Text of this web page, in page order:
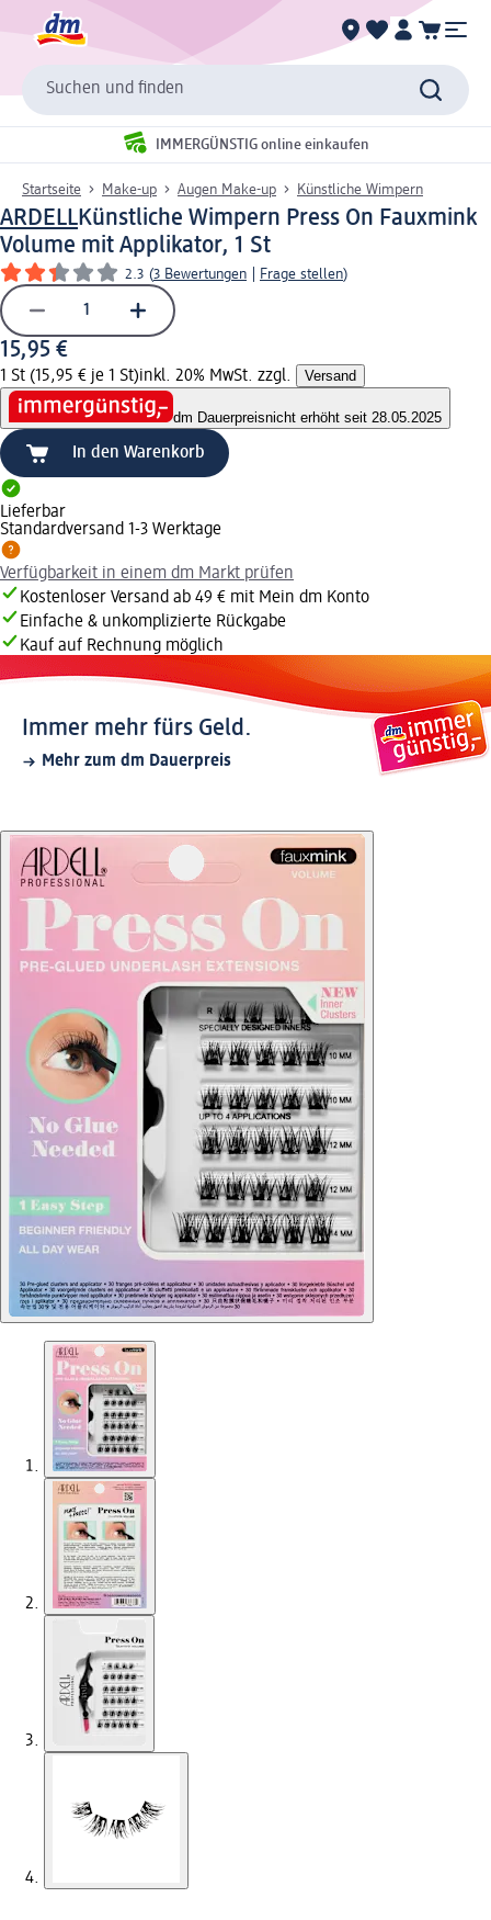
Suchen und finden
IMMERGÜNSTIG online einkaufen
Startseite Make-up Augen Make-up Künstliche Wimpern
ARDELLKünstliche Wimpern Press On Fauxmink
Volume mit Applikator, 1 St
2.3 (3 Bewertungen Frage stellen)
15,95 €
1 St (15,95 € je 1 St)inkl. 20% MwSt. zzgl. Versand
dm Dauerpreisnicht erhöht seit 28.05.2025
In den Warenkorb
Lieferbar
Standardversand 1-3 Werktage
Verfügbarkeit in einem dm Markt prüfen
Kostenloser Versand ab 49 € mit Mein dm Konto
Einfache & unkomplizierte Rückgabe
Kauf auf Rechnung möglich
Immer mehr fürs Geld.
Mehr zum dm Dauerpreis